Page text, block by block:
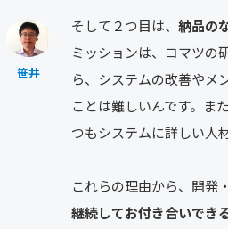
笹井
そして２つ目は、 納品の
ミッションは、コマツの
ら、システムの改善やメ
ことは難しいんです。ま
つもシステムに詳しい人
これらの理由から、開発
継続してお付き合いでき